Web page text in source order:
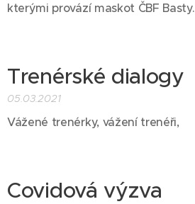
kterými provází maskot ČBF Basty.
Trenérské dialogy
05.03.2021
Vážené trenérky, vážení trenéři,
Covidová výzva